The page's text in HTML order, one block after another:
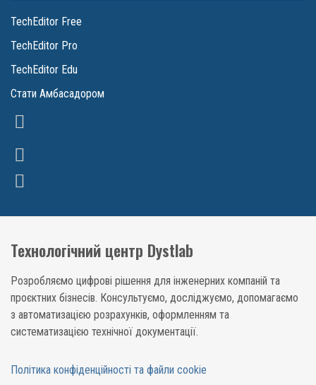
TechEditor Free
TechEditor Pro
TechEditor Edu
Стати Амбасадором
Технологічний центр Dystlab
Розробляємо цифрові рішення для інженерних компаній та
проєктних бізнесів. Консультуємо, досліджуємо, допомагаємо
з автоматизацією розрахунків, оформленням та
систематизацією технічної документації.
Політика конфіденційності та файли cookie